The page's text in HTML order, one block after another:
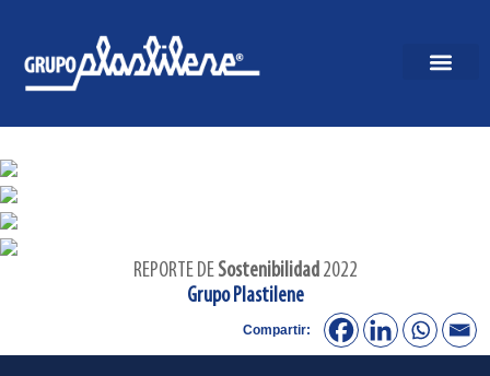
REPORTE DE Sostenibilidad2022
Grupo Plastilene
Compartir: